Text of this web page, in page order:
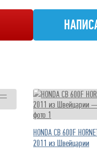
HONDA CB 600F
2011 из Швейцарии